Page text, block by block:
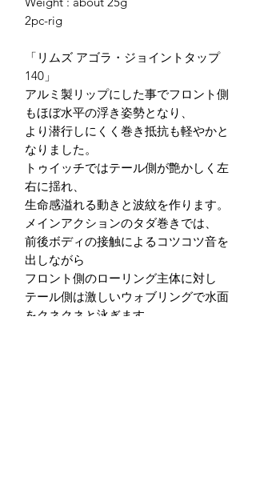
2pc-rig
「リムズ アゴラ・ジョイントタップ
140」
アルミ製リップにした事でフロント側
もほぼ水平の浮き姿勢となり、
より潜行しにくく巻き抵抗も軽やかと
なりました。
トゥイッチではテール側が艶かしく左
右に揺れ、
生命感溢れる動きと波紋を作ります。
メインアクションのタダ巻きでは、
前後ボディの接触によるコツコツ音を
出しながら
フロント側のローリング主体に対し
テール側は激しいウォブリングで水面
をクネクネと泳ぎます。